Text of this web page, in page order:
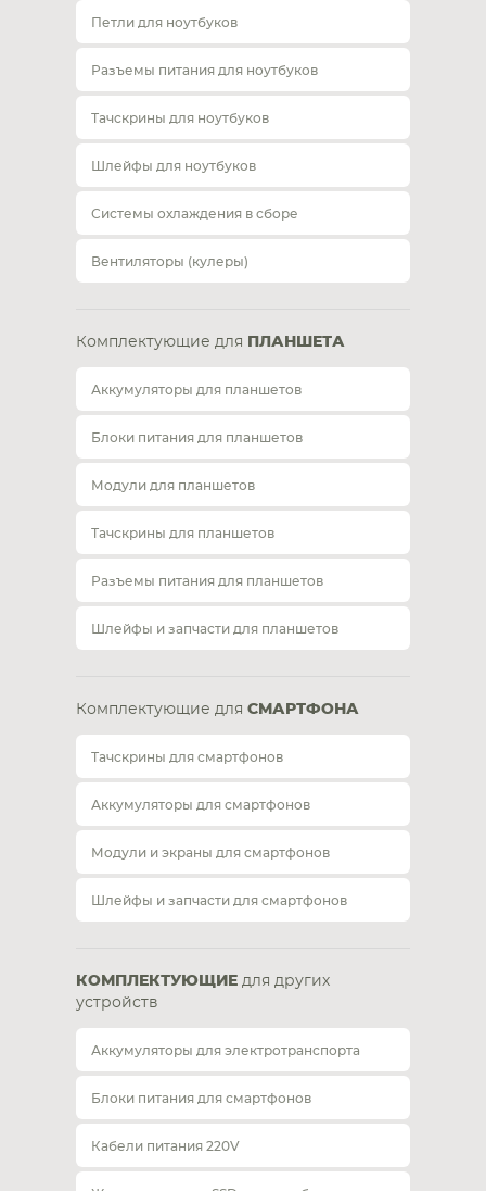
Петли для ноутбуков
Разъемы питания для ноутбуков
Тачскрины для ноутбуков
Шлейфы для ноутбуков
Системы охлаждения в сборе
Вентиляторы (кулеры)
Комплектующие для ПЛАНШЕТА
Аккумуляторы для планшетов
Блоки питания для планшетов
Модули для планшетов
Тачскрины для планшетов
Разъемы питания для планшетов
Шлейфы и запчасти для планшетов
Комплектующие для СМАРТФОНА
Тачскрины для смартфонов
Аккумуляторы для смартфонов
Модули и экраны для смартфонов
Шлейфы и запчасти для смартфонов
КОМПЛЕКТУЮЩИЕ для других
устройств
Аккумуляторы для электротранспорта
Блоки питания для смартфонов
Кабели питания 220V